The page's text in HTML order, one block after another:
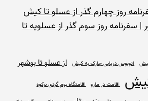
روز چهارم گذر از عسلو تا کیش
| سفرنامه روز سوم گذر از عسلویه تا
اتوبوس دریایی چارک به کیش از عسلو تا بوشهر
اقامت در مارو اقامتگاه بوم گردی نرکوه